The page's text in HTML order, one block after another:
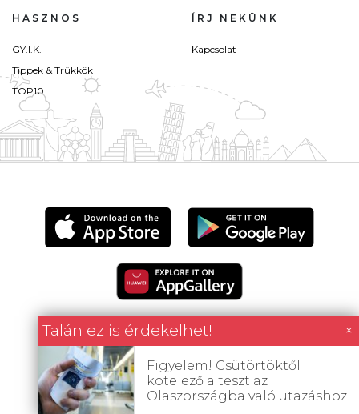
Talán ez is érdekelhet! ×
Figyelem! Csütörtöktől
kötelező a teszt az
Olaszországba való utazáshoz
HASZNOS
GY.I.K.
Tippek & Trükkök
TOP10
ÍRJ NEKÜNK
Kapcsolat
Minden tartalom jogvédett © 2026 Utazómajom.